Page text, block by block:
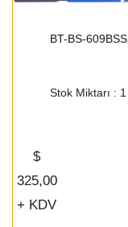
BT-BS-609BSS
Stok Miktarı : 1
$
325,00
+ KDV